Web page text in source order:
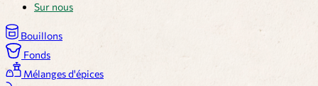
Sur nous
Bouillons
Fonds
Mélanges d'épices